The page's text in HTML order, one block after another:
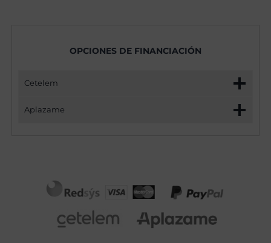
OPCIONES DE FINANCIACIÓN
Cetelem
Aplazame